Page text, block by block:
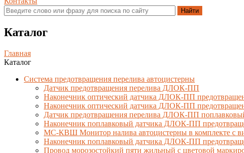
Каталог
Главная
Каталог
Система предотвращения перелива автоцистерны
Датчик предотвращения перелива ДЛОК-ПП
Наконечник оптический датчика ДЛОК-ПП
Наконечник оптический датчика ДЛОК-ПП
Датчик предотвращения перелива ДЛОК-ПП
Наконечник поплавковый датчика ДЛОК-ПП
МС-КВШ Монитор налива автоцистерны в комплекте с
Наконечник поплавковый датчика ДЛОК-ПП
Провод морозостойкий пяти жильный с цветовой